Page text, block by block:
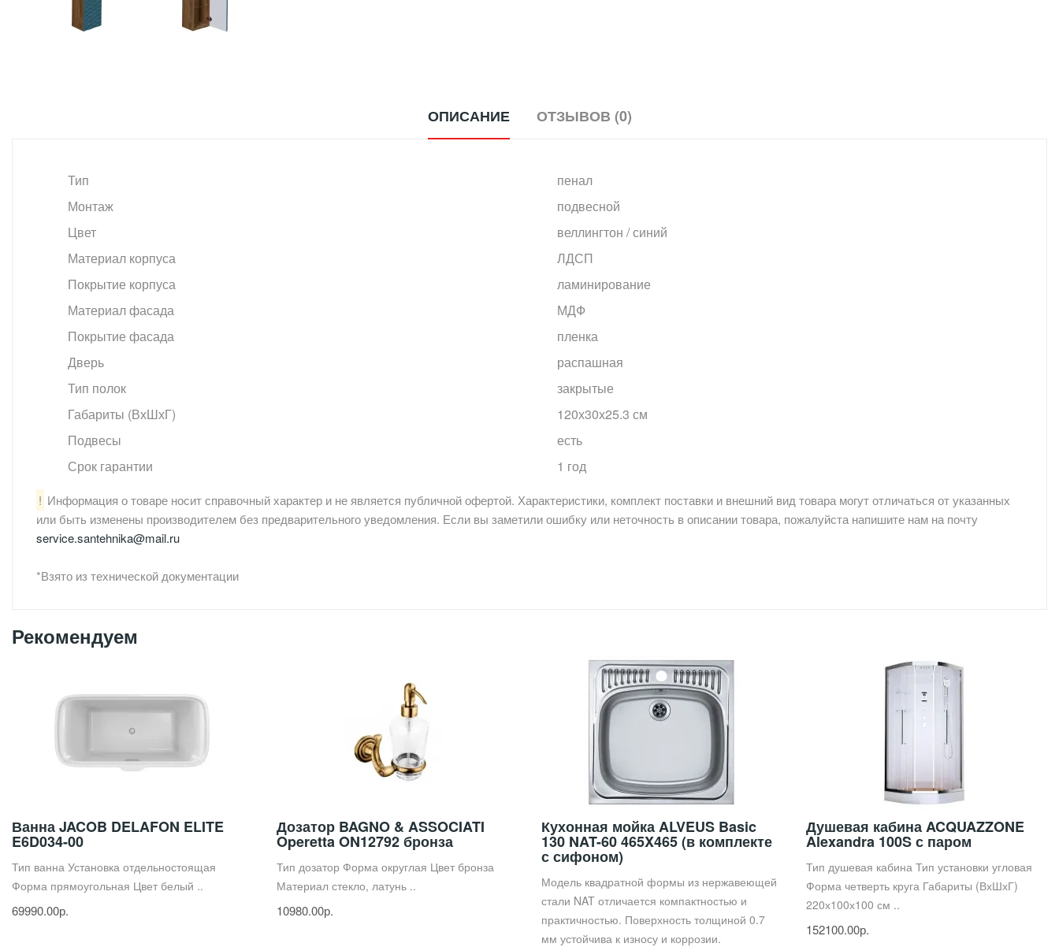
ОПИСАНИЕ ОТЗЫВОВ (0)
Тип
пенал
Монтаж
подвесной
Цвет
веллингтон / синий
Материал корпуса
ЛДСП
Покрытие корпуса
ламинирование
Материал фасада
МДФ
Покрытие фасада
пленка
Дверь
распашная
Тип полок
закрытые
Габариты (ВхШхГ)
120х30х25.3 см
Подвесы
есть
Срок гарантии
1 год
! Информация о товаре носит справочный характер и не является публичной офертой. Характеристики, комплект поставки и внешний вид товара могут отличаться от указанных
или быть изменены производителем без предварительного уведомления. Если вы заметили ошибку или неточность в описании товара, пожалуйста напишите нам на почту
service.santehnika@mail.ru
*Взято из технической документации
Рекомендуем
Ванна JACOB DELAFON ELITE
E6D034-00
Тип ванна Установка отдельностоящая
Форма прямоугольная Цвет белый ..
69990.00р.
Дозатор BAGNO & ASSOCIATI
Operetta ON12792 бронза
Тип дозатор Форма округлая Цвет бронза
Материал стекло, латунь ..
10980.00р.
Кухонная мойка ALVEUS Basic
130 NAT-60 465X465 (в комплекте
с сифоном)
Модель квадратной формы из нержавеющей
стали NAT отличается компактностью и
практичностью. Поверхность толщиной 0.7
мм устойчива к износу и коррозии.
Душевая кабина ACQUAZZONE
Alexandra 100S с паром
Тип душевая кабина Тип установки угловая
Форма четверть круга Габариты (ВхШхГ)
220х100х100 см ..
152100.00р.